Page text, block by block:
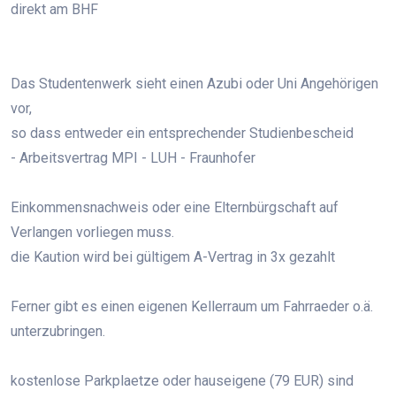
direkt am BHF
Das Studentenwerk sieht einen Azubi oder Uni Angehörigen
vor,
so dass entweder ein entsprechender Studienbescheid
- Arbeitsvertrag MPI - LUH - Fraunhofer
Einkommensnachweis oder eine Elternbürgschaft auf
Verlangen vorliegen muss.
die Kaution wird bei gültigem A-Vertrag in 3x gezahlt
Ferner gibt es einen eigenen Kellerraum um Fahrraeder o.ä.
unterzubringen.
kostenlose Parkplaetze oder hauseigene (79 EUR) sind